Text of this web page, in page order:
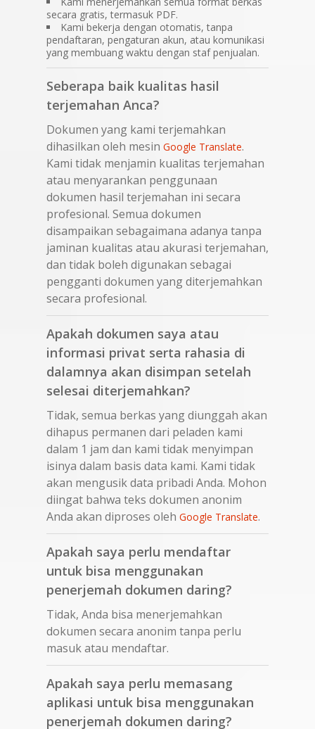
secara gratis, termasuk PDF.
Kami bekerja dengan otomatis, tanpa
pendaftaran, pengaturan akun, atau komunikasi
yang membuang waktu dengan staf penjualan.
Seberapa baik kualitas hasil
terjemahan Anca?
Dokumen yang kami terjemahkan
dihasilkan oleh mesin Google Translate.
Kami tidak menjamin kualitas terjemahan
atau menyarankan penggunaan
dokumen hasil terjemahan ini secara
profesional. Semua dokumen
disampaikan sebagaimana adanya tanpa
jaminan kualitas atau akurasi terjemahan,
dan tidak boleh digunakan sebagai
pengganti dokumen yang diterjemahkan
secara profesional.
Apakah dokumen saya atau
informasi privat serta rahasia di
dalamnya akan disimpan setelah
selesai diterjemahkan?
Tidak, semua berkas yang diunggah akan
dihapus permanen dari peladen kami
dalam 1 jam dan kami tidak menyimpan
isinya dalam basis data kami. Kami tidak
akan mengusik data pribadi Anda. Mohon
diingat bahwa teks dokumen anonim
Anda akan diproses oleh Google Translate.
Apakah saya perlu mendaftar
untuk bisa menggunakan
penerjemah dokumen daring?
Tidak, Anda bisa menerjemahkan
dokumen secara anonim tanpa perlu
masuk atau mendaftar.
Apakah saya perlu memasang
aplikasi untuk bisa menggunakan
penerjemah dokumen daring?